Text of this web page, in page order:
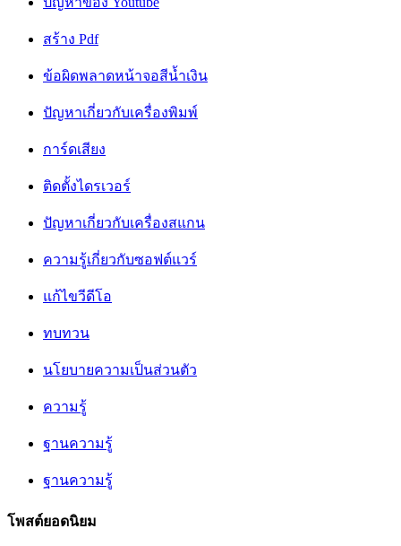
สร้าง Pdf
ข้อผิดพลาดหน้าจอสีน้ำเงิน
ปัญหาเกี่ยวกับเครื่องพิมพ์
การ์ดเสียง
ติดตั้งไดรเวอร์
ปัญหาเกี่ยวกับเครื่องสแกน
ความรู้เกี่ยวกับซอฟต์แวร์
แก้ไขวีดีโอ
ทบทวน
นโยบายความเป็นส่วนตัว
ความรู้
ฐานความรู้
ฐานความรู้
โพสต์ยอดนิยม